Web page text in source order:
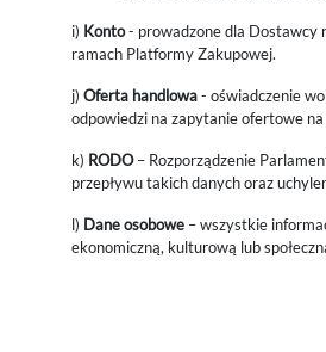
i) Konto- prowadzone dla Dostawcy
ramach Platformy Zakupowej.
j) Oferta handlowa- oświadczenie
odpowiedzi na zapytanie ofertowe
k) RODO– Rozporządzenie
przepływu takich danych oraz
l) Dane osobowe – wszystkie
ekonomiczną, kulturową lub